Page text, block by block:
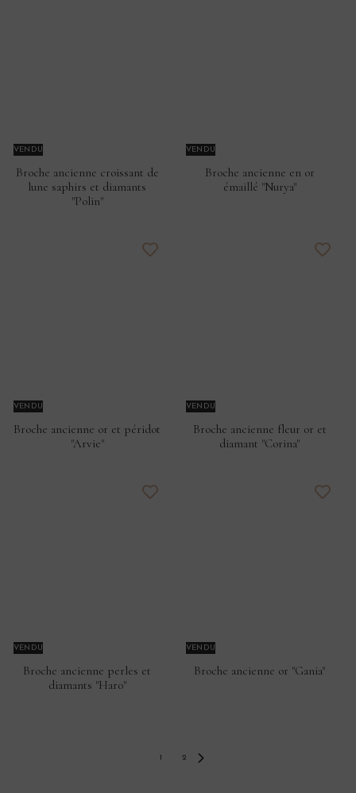
VENDU
Broche ancienne croissant de
lune saphirs et diamants
"Polin"
VENDU
Broche ancienne en or
émaillé "Nurya"
VENDU
Broche ancienne or et péridot
"Arvie"
VENDU
Broche ancienne fleur or et
diamant "Corina"
VENDU
Broche ancienne perles et
diamants "Haro"
VENDU
Broche ancienne or "Gania"
1 2